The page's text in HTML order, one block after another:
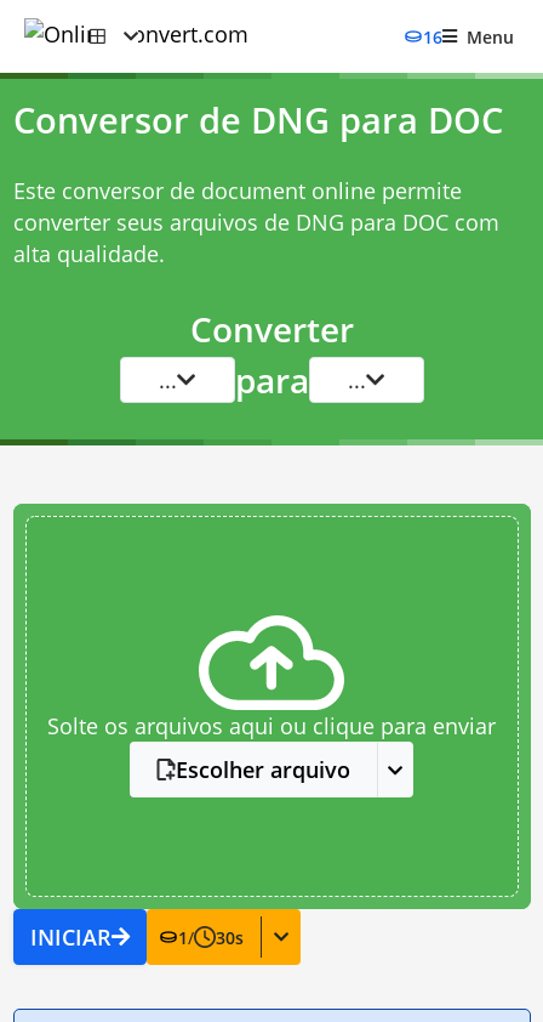
16 Menu
Conversor de DNG para DOC
Este conversor de document online permite
converter seus arquivos de DNG para DOC com
alta qualidade.
Converter
... para ...
Solte os arquivos aqui ou clique para enviar
Escolher arquivo
INICIAR 1/ 30s